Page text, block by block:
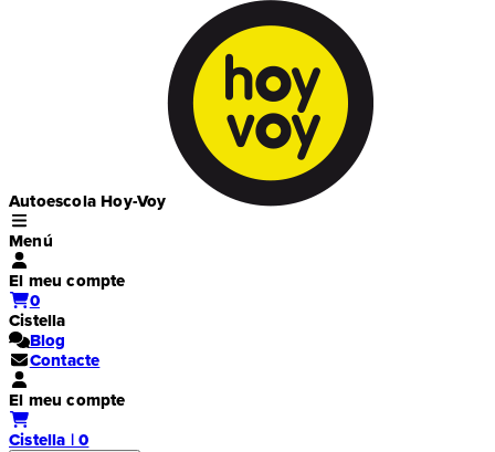
Autoescola Hoy-Voy
Menú
El meu compte
0
Cistella
Blog
Contacte
El meu compte
Cistella | 0